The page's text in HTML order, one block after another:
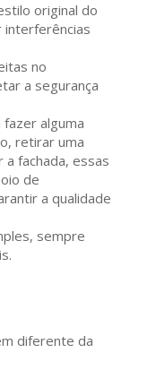
original do
interferências
no
a segurança
alguma
retirar uma
fachada, essas
de
a qualidade
sempre
diferente da